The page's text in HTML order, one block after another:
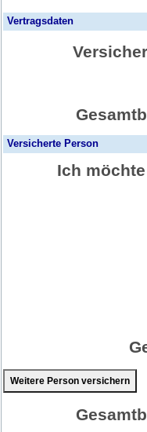
Vertragsdaten
Versicherte Person
Ich
Weitere Person versichern